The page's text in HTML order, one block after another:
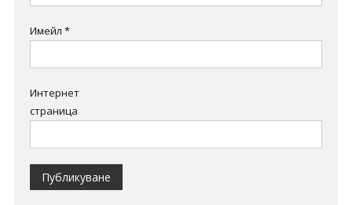
Имейл *
Интернет
страница